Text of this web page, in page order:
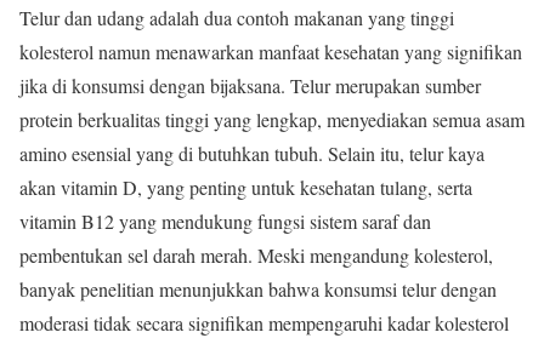
Telur dan udang adalah dua contoh makanan yang tinggi
kolesterol namun menawarkan manfaat kesehatan yang signifikan
jika di konsumsi dengan bijaksana. Telur merupakan sumber
protein berkualitas tinggi yang lengkap, menyediakan semua asam
amino esensial yang di butuhkan tubuh. Selain itu, telur kaya
akan vitamin D, yang penting untuk kesehatan tulang, serta
vitamin B12 yang mendukung fungsi sistem saraf dan
pembentukan sel darah merah. Meski mengandung kolesterol,
banyak penelitian menunjukkan bahwa konsumsi telur dengan
moderasi tidak secara signifikan mempengaruhi kadar kolesterol